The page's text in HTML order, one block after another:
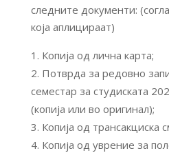
следните документи:
која аплицираат)
Копија од лична карта;
Потврда за редовно
семестар за студиската
(копија или во оригинал);
Копија од трансакциска
Копија од уврение за